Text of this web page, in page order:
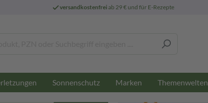
versandkostenfreiab 29 € und für E-Rezepte
Sonnenschutz Marken Themenwelten